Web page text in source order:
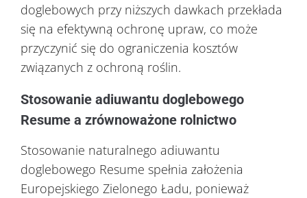
doglebowych przy niższych dawkach przekłada
się na efektywną ochronę upraw, co może
przyczynić się do ograniczenia kosztów
związanych z ochroną roślin.
Stosowanie adiuwantu doglebowego
Resume a zrównoważone rolnictwo
Stosowanie naturalnego adiuwantu
doglebowego Resume spełnia założenia
Europejskiego Zielonego Ładu, ponieważ